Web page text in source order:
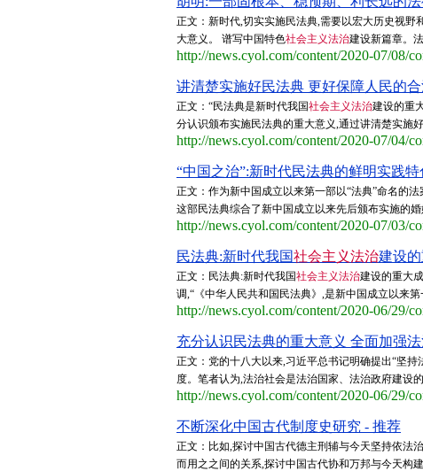
正文：新时代,切实实施民法典,需要以宏大历史视
大意义。 谱写中国特色社会主义法治建设新篇章。
http://news.cyol.com/content/2020-07/08/
讲清楚实施好民法典 更好保障人民的
正文：“民法典是新时代我国社会主义法治建设的重
分认识颁布实施民法典的重大意义,通过讲清楚实施
http://news.cyol.com/content/2020-07/04/
“中国之治”:新时代民法典的鲜明实践特
正文：作为新中国成立以来第一部以“法典”命名的法
这部民法典综合了新中国成立以来先后颁布实施的
http://news.cyol.com/content/2020-07/03/
民法典:新时代我国社会主义法治建设
正文：民法典:新时代我国社会主义法治建设的重大
调,“《中华人民共和国民法典》,是新中国成立以来
http://news.cyol.com/content/2020-06/29/
充分认识民法典的重大意义 全面加强
正文：党的十八大以来,习近平总书记明确提出“坚
度。笔者认为,法治社会是法治国家、法治政府建设
http://news.cyol.com/content/2020-06/29/
不断深化中国古代制度史研究 - 推荐
正文：比如,探讨中国古代德主刑辅与今天坚持依法
而用之之间的关系,探讨中国古代协和万邦与今天构